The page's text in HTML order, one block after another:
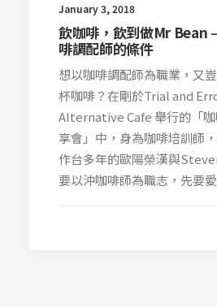
January 3, 2018
飲咖啡，飲到做Mr Bean
啡調配師的條件
想以咖啡調配師為職業，又
杯咖啡？在剛於Trial and
Alternative Cafe 舉行的「
享會」中，身為咖啡培訓師
作台多年的歐陽榮漢與
要以沖咖啡師為職志，先要